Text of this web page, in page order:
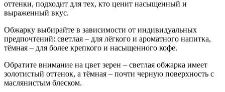
оттенки, подходит для тех, кто ценит насыщенный и
выраженный вкус.
Обжарку выбирайте в зависимости от индивидуальных
предпочтений: светлая – для лёгкого и ароматного напитка,
тёмная – для более крепкого и насыщенного кофе.
Обратите внимание на цвет зерен – светлая обжарка имеет
золотистый оттенок, а тёмная – почти черную поверхность с
маслянистым блеском.